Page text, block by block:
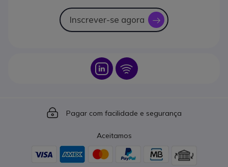
Inscrever-se agora icon
Icon Icon
Icon
Pagar com facilidade e segurança
Aceitamos